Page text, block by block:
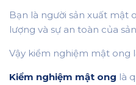
Bạn là người sản xuất mật
lượng và sự an toàn của
Vậy kiểm nghiệm mật ong
Kiểm nghiệm mật ong là